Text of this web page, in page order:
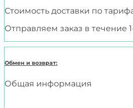
Стоимость доставки по
Отправляем заказ в течение
Обмен и возврат:
Общая информация